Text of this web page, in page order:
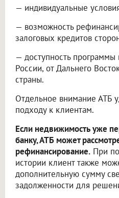
— индивидуальные
— возможность
залоговых кредитов
— доступность программы
России, от Дальнего
страны.
Отдельное внимание АТБ
подходу к клиентам.
Если недвижимость уже
банку, АТБ может
рефинансирование. При
истории клиент также
дополнительную сумму
задолженности для